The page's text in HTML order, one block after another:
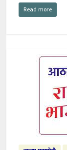
Read more